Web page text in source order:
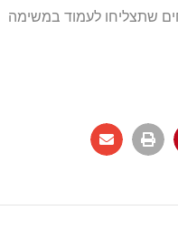
שתצליחו לעמוד במשימה